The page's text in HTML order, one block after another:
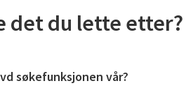
det du lette etter?
søkefunksjonen vår?